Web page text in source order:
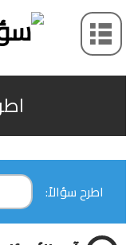
اطرح سؤالاً: